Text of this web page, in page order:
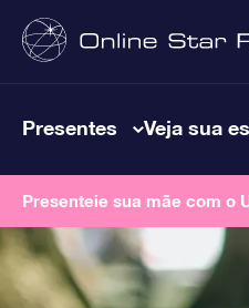
Presentes Veja sua
Presenteie sua mãe com o